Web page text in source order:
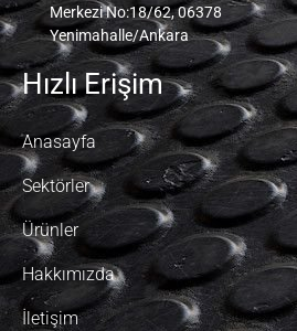
Merkezi No:18/62, 06378
Yenimahalle/Ankara
Hızlı Erişim
Anasayfa
Sektörler
Ürünler
Hakkımızda
İletişim